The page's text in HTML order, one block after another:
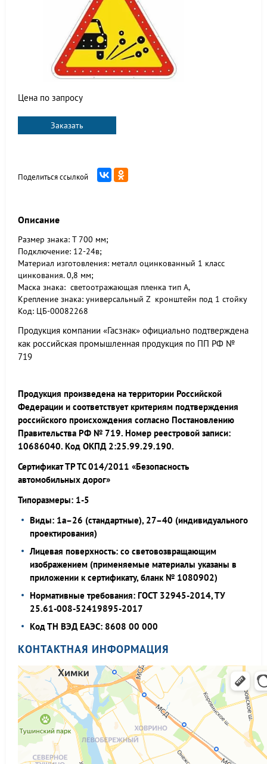
Цена по запросу
Заказать
Поделиться ссылкой
Описание
Размер знака: Т 700 мм;
Подключение: 12-24в;
Материал изготовления: металл оцинкованный 1 класс
цинкования. 0,8 мм;
Маска знака: светоотражающая пленка тип А,
Крепление знака: универсальный Z кронштейн под 1 стойку
Код: ЦБ-00082268
Продукция компании «Гасзнак» официально подтверждена
как российская промышленная продукция по ПП РФ №
719
Продукция произведена на территории Российской
Федерации и соответствует критериям подтверждения
российского происхождения согласно Постановлению
Правительства РФ № 719. Номер реестровой записи:
10686040. Код ОКПД 2:25.99.29.190.
Сертификат ТР ТС 014/2011 «Безопасность
автомобильных дорог»
Типоразмеры: 1-5
Виды: 1а–26 (стандартные), 27–40 (индивидуального
проектирования)
Лицевая поверхность: со световозвращающим
изображением (применяемые материалы указаны в
приложении к сертификату, бланк № 1080902)
Нормативные требования: ГОСТ 32945-2014, ТУ
25.61-008-52419895-2017
Код ТН ВЭД ЕАЭС: 8608 00 000
КОНТАКТНАЯ ИНФОРМАЦИЯ